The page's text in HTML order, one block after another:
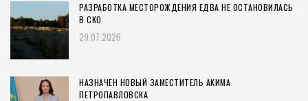
РАЗРАБОТКА МЕСТОРОЖДЕНИЯ ЕДВА НЕ ОСТАНОВИЛАСЬ
В СКО
29.07.2026
НАЗНАЧЕН НОВЫЙ ЗАМЕСТИТЕЛЬ АКИМА
ПЕТРОПАВЛОВСКА